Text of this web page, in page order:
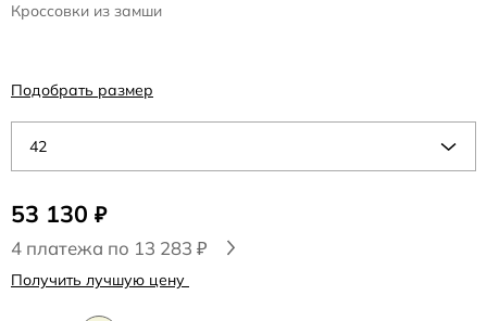
Кроссовки из замши
53 130 ₽
4 платежа по 13 283 ₽
Получить лучшую цену
42
Подобрать размер